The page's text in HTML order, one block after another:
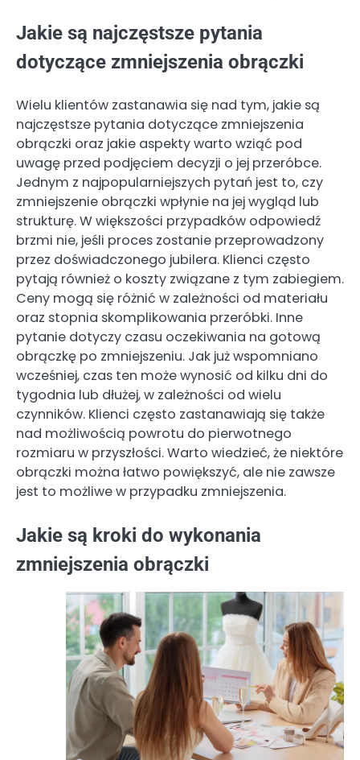
Jakie są najczęstsze pytania
dotyczące zmniejszenia obrączki
Wielu klientów zastanawia się nad tym, jakie są
najczęstsze pytania dotyczące zmniejszenia
obrączki oraz jakie aspekty warto wziąć pod
uwagę przed podjęciem decyzji o jej przeróbce.
Jednym z najpopularniejszych pytań jest to, czy
zmniejszenie obrączki wpłynie na jej wygląd lub
strukturę. W większości przypadków odpowiedź
brzmi nie, jeśli proces zostanie przeprowadzony
przez doświadczonego jubilera. Klienci często
pytają również o koszty związane z tym zabiegiem.
Ceny mogą się różnić w zależności od materiału
oraz stopnia skomplikowania przeróbki. Inne
pytanie dotyczy czasu oczekiwania na gotową
obrączkę po zmniejszeniu. Jak już wspomniano
wcześniej, czas ten może wynosić od kilku dni do
tygodnia lub dłużej, w zależności od wielu
czynników. Klienci często zastanawiają się także
nad możliwością powrotu do pierwotnego
rozmiaru w przyszłości. Warto wiedzieć, że niektóre
obrączki można łatwo powiększyć, ale nie zawsze
jest to możliwe w przypadku zmniejszenia.
Jakie są kroki do wykonania
zmniejszenia obrączki